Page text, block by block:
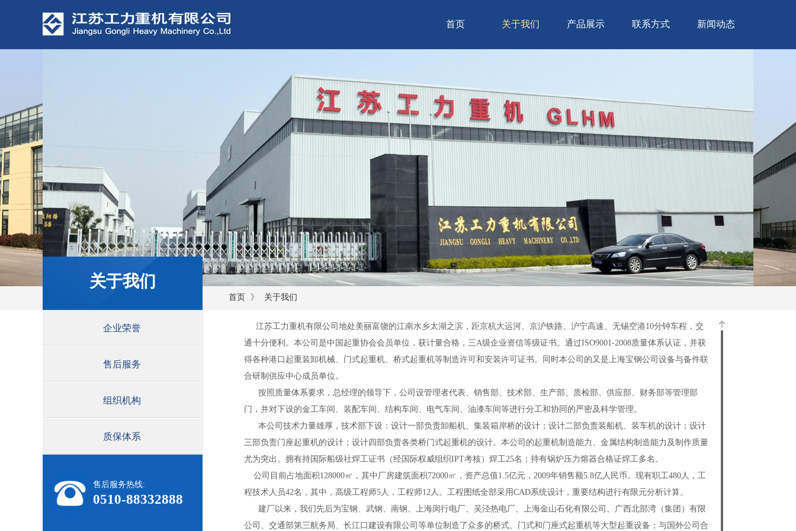
首页 关于我们 产品展示 联系方式 新闻动态
关于我们
首页 》 关于我们
企业荣誉
售后服务
组织机构
质保体系
江苏工力重机有限公司地处美丽富饶的江南水乡太湖之滨，距京杭大运河、京沪铁路、沪宁高速、无锡空港10分钟车程，交
通十分便利。本公司是中国起重协会会员单位，获计量合格，三A级企业资信等级证书。通过ISO9001-2008质量体系认证，并获
得各种港口起重装卸机械、门式起重机、桥式起重机等制造许可和安装许可证书。同时本公司的又是上海宝钢公司设备与备件联
合研制供应中心成员单位。
按照质量体系要求，总经理的领导下，公司设管理者代表、销售部、技术部、生产部、质检部、供应部、财务部等管理部
门，并对下设的金工车间、装配车间、结构车间、电气车间、油漆车间等进行分工和协同的严密及科学管理。
本公司技术力量雄厚，技术部下设：设计一部负责卸船机、集装箱岸桥的设计；设计二部负责装船机、装车机的设计；设计
三部负责门座起重机的设计；设计四部负责各类桥门式起重机的设计。本公司的起重机制造能力、金属结构制造能力及制作质量
尤为突出。拥有持国际船级社焊工证书（经国际权威组织IPT考核）焊工25名；持有锅炉压力熔器合格证焊工多名。
公司目前占地面积128000㎡，其中厂房建筑面积72000㎡，资产总值1.5亿元，2009年销售额5.8亿人民币。现有职工480人，工
程技术人员42名，其中，高级工程师5人，工程师12人。工程图纸全部采用CAD系统设计，重要结构进行有限元分析计算。
建厂以来，我们先后为宝钢、武钢、南钢、上海闵行电厂、吴泾热电厂、上海金山石化有限公司、广西北部湾（集团）有限
公司、交通部第三航务局、长江口建设有限公司等单位制造了众多的桥式、门式和门座式起重机等大型起重设备；与国外公司合
售后服务热线:
0510-88332888